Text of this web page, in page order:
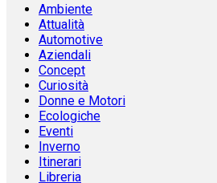
Ambiente
Attualità
Automotive
Aziendali
Concept
Curiosità
Donne e Motori
Ecologiche
Eventi
Inverno
Itinerari
Libreria